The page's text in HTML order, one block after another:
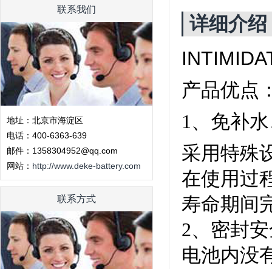
联系我们
地址：北京市海淀区
电话：400-6363-639
邮件：1358304952@qq.com
网站： http://www.deke-battery.com
联系方式
详细介绍
产品优点
1 、免补
采用特殊
在使用过
寿命期间
2、密封
电池内没